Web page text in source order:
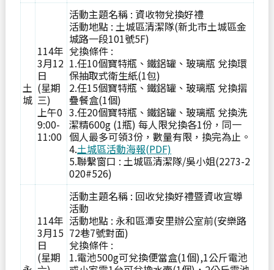
土
城
114年
3月12
日
(星期
三)
上午0
9:00-
11:00
活動主題名稱 : 資收物兌換好禮
活動地點 : 土城區清潔隊(新北市土城區金
城路一段101號5F)
兌換條件 :
1.任10個寶特瓶、鐵鋁罐、玻璃瓶 兌換環
保抽取式衛生紙(1包)
2.任15個寶特瓶、鐵鋁罐、玻璃瓶 兌換摺
疊餐盒(1個)
3.任20個寶特瓶、鐵鋁罐、玻璃瓶 兌換洗
潔精600g (1瓶) 每人限兌換各1份，同一
個人最多可領3份，數量有限，換完為止。
4.土城區活動海報(PDF)
5.聯繫窗口 : 土城區清潔隊/吳小姐(2273-2
020#526)
114年
3月15
日
(星期
活動主題名稱 : 回收兌換好禮暨資收宣導
活動
活動地點 : 永和區潭安里辦公室前(安樂路
72巷7號對面)
兌換條件 :
1.電池500g可兌換便當盒(1個),1公斤電池